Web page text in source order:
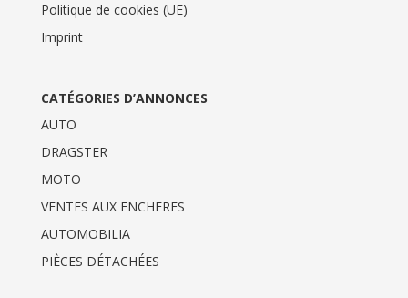
Politique de cookies (UE)
Imprint
CATÉGORIES D’ANNONCES
AUTO
DRAGSTER
MOTO
VENTES AUX ENCHERES
AUTOMOBILIA
PIÈCES DÉTACHÉES